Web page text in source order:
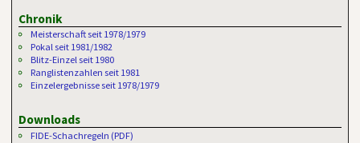
Chronik
Meisterschaft seit 1978/1979
Pokal seit 1981/1982
Blitz-Einzel seit 1980
Ranglistenzahlen seit 1981
Einzelergebnisse seit 1978/1979
Downloads
FIDE-Schachregeln (PDF)